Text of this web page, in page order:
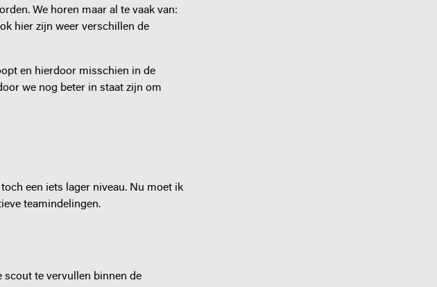
We horen maar al te vaak van:
hier zijn weer verschillen de
en hierdoor misschien in de
we nog beter in staat zijn om
een iets lager niveau. Nu moet ik
teamindelingen.
scout te vervullen binnen de